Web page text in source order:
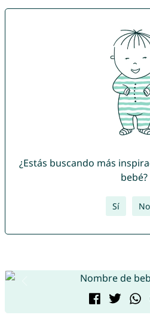
¿Estás buscando más
bebé?
Sí No